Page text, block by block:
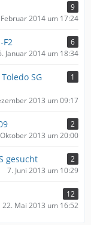
9
2014 um 17:24
F2
6
Januar 2014 um 18:34
SG
1
2013 um 09:17
2
2013 um 20:00
gesucht
2
7. Juni 2013 um 10:29
12
22. Mai 2013 um 16:52